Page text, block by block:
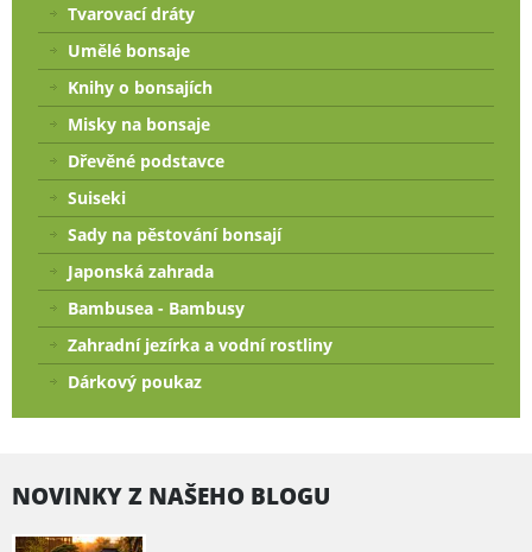
Tvarovací dráty
Umělé bonsaje
Knihy o bonsajích
Misky na bonsaje
Dřevěné podstavce
Suiseki
Sady na pěstování bonsají
Japonská zahrada
Bambusea - Bambusy
Zahradní jezírka a vodní rostliny
Dárkový poukaz
NOVINKY Z NAŠEHO BLOGU